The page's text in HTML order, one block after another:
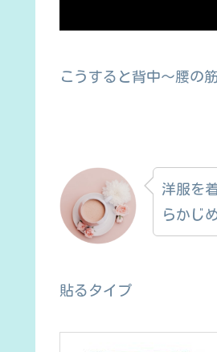
こうすると背中〜腰の
洋服を
らかじ
貼るタイプ